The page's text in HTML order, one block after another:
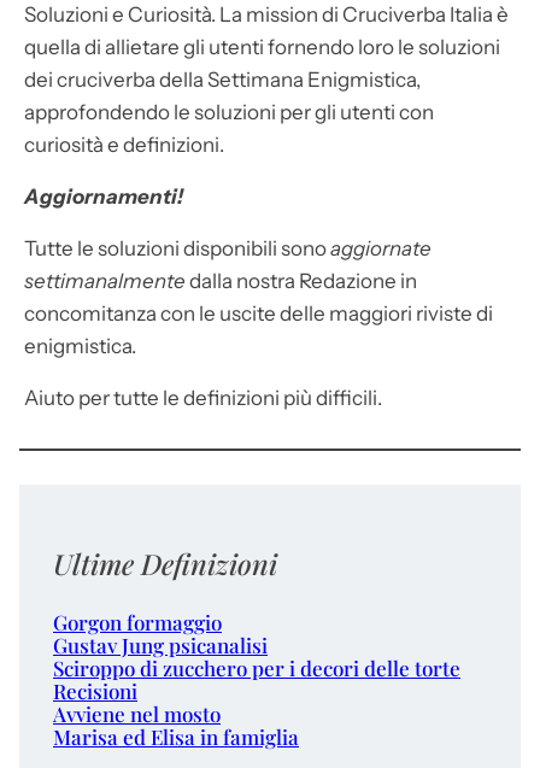
Soluzioni e Curiosità. La mission di Cruciverba Italia è
quella di allietare gli utenti fornendo loro le soluzioni
dei cruciverba della Settimana Enigmistica,
approfondendo le soluzioni per gli utenti con
curiosità e definizioni.
Aggiornamenti!
Tutte le soluzioni disponibili sonoaggiornate
settimanalmente dalla nostra Redazione in
concomitanza con le uscite delle maggiori riviste di
enigmistica.
Aiuto per tutte le definizioni più difficili.
Ultime Definizioni
Gorgon formaggio
Gustav Jung psicanalisi
Sciroppo di zucchero per i decori delle torte
Recisioni
Avviene nel mosto
Marisa ed Elisa in famiglia